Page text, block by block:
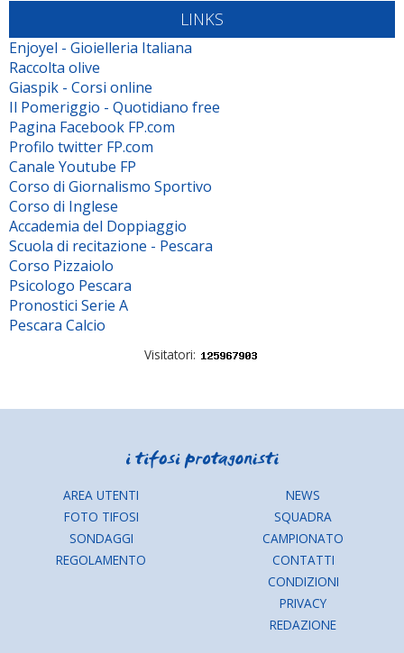
LINKS
Enjoyel - Gioielleria Italiana
Raccolta olive
Giaspik - Corsi online
Il Pomeriggio - Quotidiano free
Pagina Facebook FP.com
Profilo twitter FP.com
Canale Youtube FP
Corso di Giornalismo Sportivo
Corso di Inglese
Accademia del Doppiaggio
Scuola di recitazione - Pescara
Corso Pizzaiolo
Psicologo Pescara
Pronostici Serie A
Pescara Calcio
Visitatori:
AREA UTENTI
FOTO TIFOSI
SONDAGGI
REGOLAMENTO
NEWS
SQUADRA
CAMPIONATO
CONTATTI
CONDIZIONI
PRIVACY
REDAZIONE